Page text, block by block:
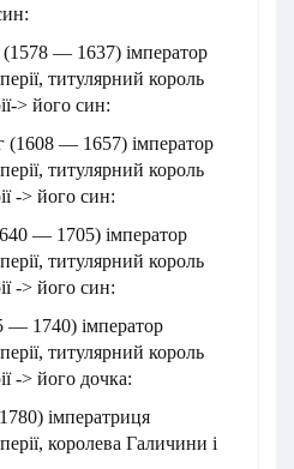
(1578 — 1637) імператор
титулярний король
> його син:
(1608 — 1657) імператор
титулярний король
-> його син:
— 1705) імператор
титулярний король
-> його син:
— 1740) імператор
титулярний король
-> його дочка:
імператриця
королева Галичини і